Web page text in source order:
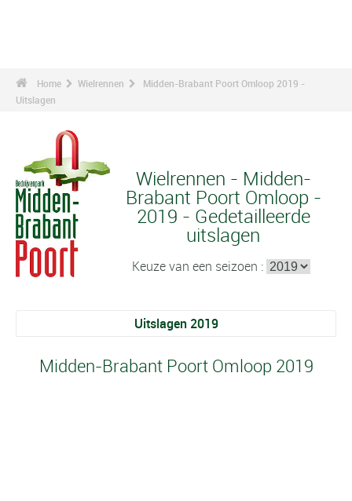
Home Wielrennen
Midden-Brabant Poort Omloop 2019 -
Uitslagen
Wielrennen - Midden-
Brabant Poort Omloop -
2019 - Gedetailleerde
uitslagen
Keuze van een seizoen :
Uitslagen 2019
Midden-Brabant Poort Omloop 2019